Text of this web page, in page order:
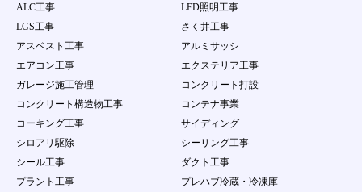
第10条 ユーザーID及びパスワードの管理
１．会員は、自己のID及び会員自身で登録するパス
ワードの使用および管理について一切の責任を持
つものとします。
ワードを第三者に利用させたり、貸与、譲渡、名
義変更、売買等をしてはならない。
３．当社のID及びパスワードが他の第三者の使用に
より当該会員が被る損害について、当該会員の故
わないものとする。
４．会員は、会員ID及びパスワードが盗難された
ALC工事
LED照明工事
LGS工事
さく井工事
アスベスト工事
アルミサッシ
エアコン工事
エクステリア工事
ガレージ施工管理
コンクリート打設
コンクリート構造物工事
コンテナ事業
コーキング工事
サイディング
シロアリ駆除
シーリング工事
シール工事
ダクト工事
プラント工事
プレハブ冷蔵・冷凍庫